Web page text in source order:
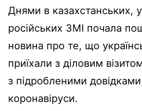
Днями в казахстанських,
російських ЗМІ почала
новина про те, що
приїхали з діловим
з підробленими
коронавіруси.